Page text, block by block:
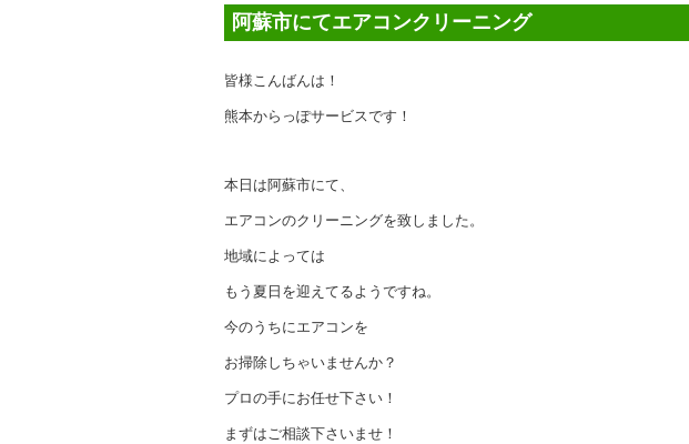
阿蘇市にてエアコンクリーニング
皆様こんばんは！
熊本からっぽサービスです！
本日は阿蘇市にて、
エアコンのクリーニングを致しました。
地域によっては
もう夏日を迎えてるようですね。
今のうちにエアコンを
お掃除しちゃいませんか？
プロの手にお任せ下さい！
まずはご相談下さいませ！